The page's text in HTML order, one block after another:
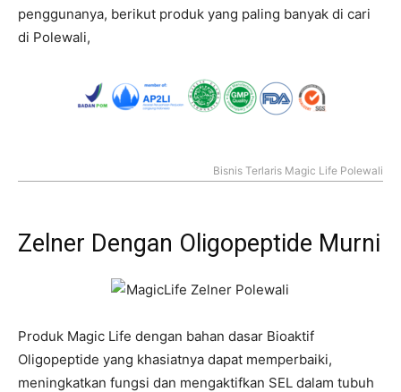
penggunanya, berikut produk yang paling banyak di cari
di Polewali,
Bisnis Terlaris Magic Life Polewali
Zelner Dengan Oligopeptide Murni
Produk Magic Life dengan bahan dasar Bioaktif
Oligopeptide yang khasiatnya dapat memperbaiki,
meningkatkan fungsi dan mengaktifkan SEL dalam tubuh